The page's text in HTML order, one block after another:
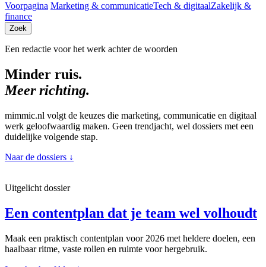
Voorpagina Marketing & communicatieTech & digitaalZakelijk &
finance
Zoek
Een redactie voor het werk achter de woorden
Minder ruis.
Meer richting.
mimmic.nl volgt de keuzes die marketing, communicatie en digitaal
werk geloofwaardig maken. Geen trendjacht, wel dossiers met een
duidelijke volgende stap.
Naar de dossiers ↓
Uitgelicht dossier
Een contentplan dat je team wel volhoudt
Maak een praktisch contentplan voor 2026 met heldere doelen, een
haalbaar ritme, vaste rollen en ruimte voor hergebruik.